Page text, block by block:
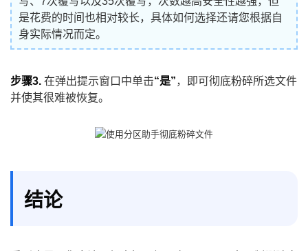
是花费的时间也相对较长，具体如何选择还请您根据自
身实际情况而定。
步骤3. 在弹出提示窗口中单击“是”，即可彻底粉碎所选文件
并使其很难被恢复。
结论